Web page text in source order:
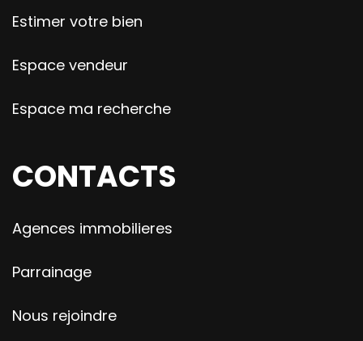
Estimer votre bien
Espace vendeur
Espace ma recherche
CONTACTS
Agences immobilieres
Parrainage
Nous rejoindre